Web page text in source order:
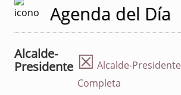
Agenda del Día
Alcalde-
Presidente ☒ Alcalde-Presidente
Completa